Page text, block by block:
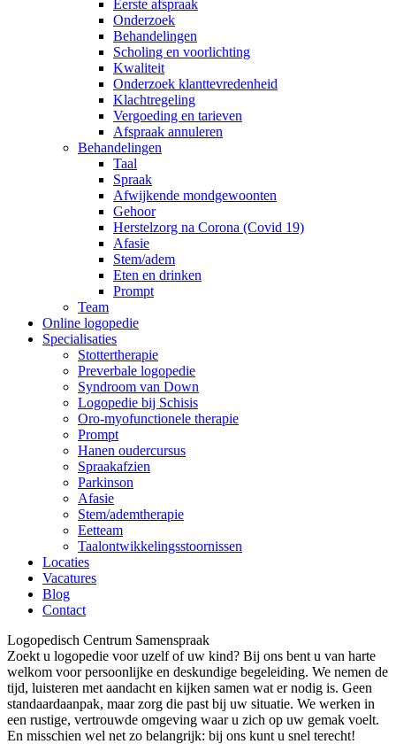
Eerste afspraak
Onderzoek
Behandelingen
Scholing en voorlichting
Kwaliteit
Onderzoek klanttevredenheid
Klachtregeling
Vergoeding en tarieven
Afspraak annuleren
Behandelingen
Taal
Spraak
Afwijkende mondgewoonten
Gehoor
Herstelzorg na Corona (Covid 19)
Afasie
Stem/adem
Eten en drinken
Prompt
Team
Online logopedie
Specialisaties
Stottertherapie
Preverbale logopedie
Syndroom van Down
Logopedie bij Schisis
Oro-myofunctionele therapie
Prompt
Hanen oudercursus
Spraakafzien
Parkinson
Afasie
Stem/ademtherapie
Eetteam
Taalontwikkelingsstoornissen
Locaties
Vacatures
Blog
Contact
Logopedisch Centrum Samenspraak
Zoekt u logopedie voor uzelf of uw kind? Bij ons bent u van harte
welkom voor persoonlijke en deskundige begeleiding. We nemen de
tijd, luisteren met aandacht en kijken samen wat er nodig is. Geen
standaardaanpak, maar zorg die past bij uw situatie. We werken in
een rustige, vertrouwde omgeving waar u zich op uw gemak voelt.
En misschien wel net zo belangrijk: bij ons kunt u snel terecht!